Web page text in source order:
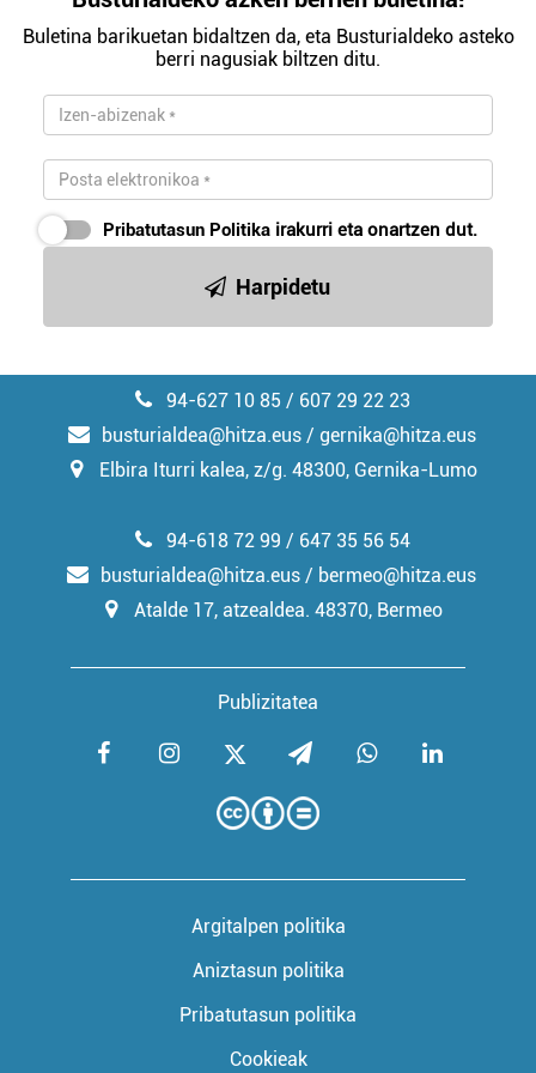
Buletina barikuetan bidaltzen da, eta Busturialdeko asteko
berri nagusiak biltzen ditu.
Pribatutasun Politika irakurri eta onartzen dut.
Harpidetu
94-627 10 85 / 607 29 22 23
busturialdea@hitza.eus / gernika@hitza.eus
Elbira Iturri kalea, z/g. 48300, Gernika-Lumo
Publizitatea
94-618 72 99 / 647 35 56 54
busturialdea@hitza.eus / bermeo@hitza.eus
Atalde 17, atzealdea. 48370, Bermeo
Argitalpen politika
Aniztasun politika
Pribatutasun politika
Cookieak